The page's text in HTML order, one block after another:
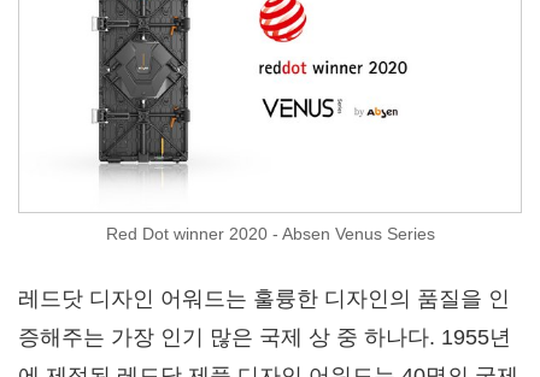
Red Dot winner 2020 - Absen Venus Series
레드닷 디자인 어워드는 훌륭한 디자인의 품질을 인
증해주는 가장 인기 많은 국제 상 중 하나다. 1955년